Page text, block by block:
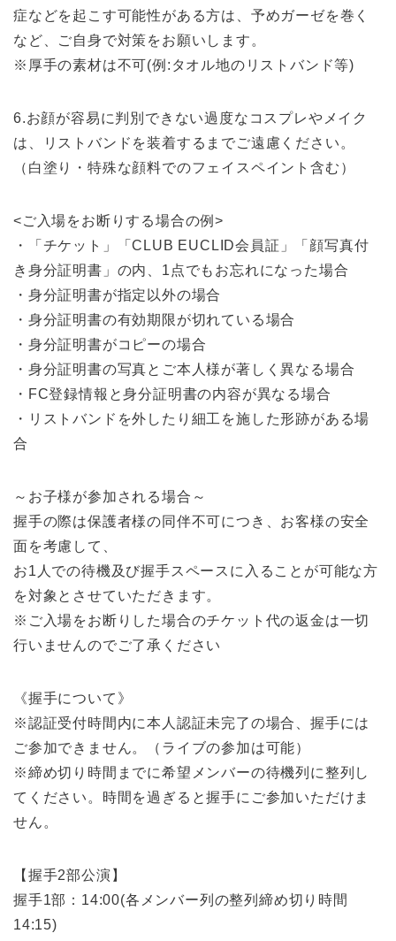
症などを起こす可能性がある方は、予めガーゼを巻く
など、ご自身で対策をお願いします。
※厚手の素材は不可(例:タオル地のリストバンド等)
6.お顔が容易に判別できない過度なコスプレやメイク
は、リストバンドを装着するまでご遠慮ください。
（白塗り・特殊な顔料でのフェイスペイント含む）
<ご入場をお断りする場合の例>
・「チケット」「CLUB EUCLID会員証」「顔写真付
き身分証明書」の内、1点でもお忘れになった場合
・身分証明書が指定以外の場合
・身分証明書の有効期限が切れている場合
・身分証明書がコピーの場合
・身分証明書の写真とご本人様が著しく異なる場合
・FC登録情報と身分証明書の内容が異なる場合
・リストバンドを外したり細工を施した形跡がある場
合
～お子様が参加される場合～
握手の際は保護者様の同伴不可につき、お客様の安全
面を考慮して、
お1人での待機及び握手スペースに入ることが可能な方
を対象とさせていただきます。
※ご入場をお断りした場合のチケット代の返金は一切
行いませんのでご了承ください
《握手について》
※認証受付時間内に本人認証未完了の場合、握手には
ご参加できません。（ライブの参加は可能）
※締め切り時間までに希望メンバーの待機列に整列し
てください。時間を過ぎると握手にご参加いただけま
せん。
【握手2部公演】
握手1部：14:00(各メンバー列の整列締め切り時間
14:15)